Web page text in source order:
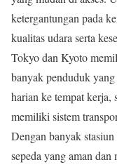
ketergantungan pada
kualitas udara serta
Tokyo dan Kyoto
banyak penduduk
harian ke tempat kerja,
memiliki sistem
Dengan banyak
sepeda yang aman